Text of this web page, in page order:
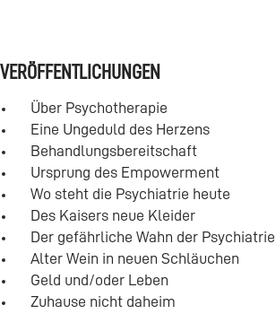
VERÖFFENTLICHUNGEN
Über Psychotherapie
Eine Ungeduld des Herzens
Behandlungsbereitschaft
Ursprung des Empowerment
Wo steht die Psychiatrie heute
Des Kaisers neue Kleider
Der gefährliche Wahn der
Alter Wein in neuen Schläuchen
Geld und/oder Leben
Zuhause nicht daheim